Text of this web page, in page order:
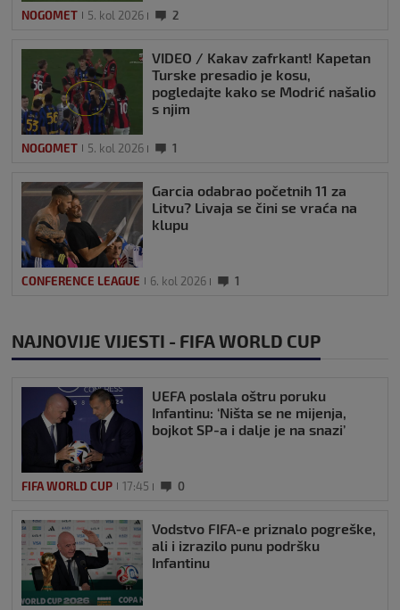
NOGOMET 5. kol 2026 2
VIDEO / Kakav zafrkant! Kapetan
Turske presadio je kosu,
pogledajte kako se Modrić našalio
s njim
NOGOMET 5. kol 2026 1
Garcia odabrao početnih 11 za
Litvu? Livaja se čini se vraća na
klupu
CONFERENCE LEAGUE 6. kol 2026 1
NAJNOVIJE VIJESTI - FIFA WORLD CUP
UEFA poslala oštru poruku
Infantinu: ‘Ništa se ne mijenja,
bojkot SP-a i dalje je na snazi’
FIFA WORLD CUP 17:45 0
Vodstvo FIFA-e priznalo pogreške,
ali i izrazilo punu podršku
Infantinu